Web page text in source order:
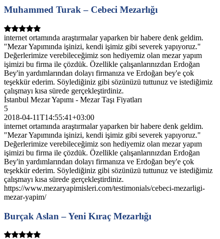
Muhammed Turak – Cebeci Mezarlığı
internet ortamında araştırmalar yaparken bir habere denk geldim.
"Mezar Yapımında işinizi, kendi işimiz gibi severek yapıyoruz."
Değerlerimize verebileceğimiz son hediyemiz olan mezar yapım
işimizi bu firma ile çözdük. Özellikle çalışanlarınızdan Erdoğan
Bey'in yardımlarından dolayı firmanıza ve Erdoğan bey'e çok
teşekkür ederim. Söylediğiniz gibi sözünüzü tuttunuz ve istediğimiz
çalışmayı kısa sürede gerçekleştirdiniz.
İstanbul Mezar Yapımı - Mezar Taşı Fiyatları
5
2018-04-11T14:55:41+03:00
internet ortamında araştırmalar yaparken bir habere denk geldim.
"Mezar Yapımında işinizi, kendi işimiz gibi severek yapıyoruz."
Değerlerimize verebileceğimiz son hediyemiz olan mezar yapım
işimizi bu firma ile çözdük. Özellikle çalışanlarınızdan Erdoğan
Bey'in yardımlarından dolayı firmanıza ve Erdoğan bey'e çok
teşekkür ederim. Söylediğiniz gibi sözünüzü tuttunuz ve istediğimiz
çalışmayı kısa sürede gerçekleştirdiniz.
https://www.mezaryapimisleri.com/testimonials/cebeci-mezarligi-
mezar-yapim/
Burçak Aslan – Yeni Kıraç Mezarlığı